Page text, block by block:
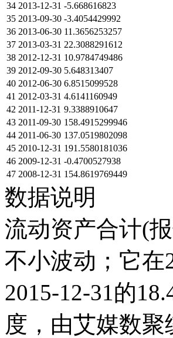
34 2013-12-31 -5.668616823
35 2013-09-30 -3.4054429992
36 2013-06-30 11.3656253257
37 2013-03-31 22.3088291612
38 2012-12-31 10.9784749486
39 2012-09-30 5.648313407
40 2012-06-30 6.8515099528
41 2012-03-31 4.6141160949
42 2011-12-31 9.3388910647
43 2011-09-30 158.4915299946
44 2011-06-30 137.0519802098
45 2010-12-31 191.5580181036
46 2009-12-31 -0.4700527938
47 2008-12-31 154.8619769449
数据说明
流动资产合计(
不小波动；它在
2015-12-31的
度，由艾媒数聚